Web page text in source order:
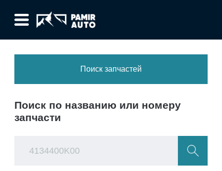
Поиск запчастей
Поиск по названию или номеру
запчасти